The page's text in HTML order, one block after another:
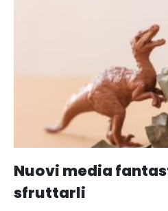
Nuovi media
sfruttarli